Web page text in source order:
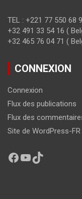
TEL : +221 77 550 68
+32 491 33 54 16 (
+32 465 76 04 71 (
CONNEXION
Connexion
Flux des publications
Flux des
Site de WordPress-FR